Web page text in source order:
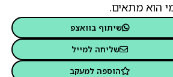
הוא מתאים.
שיתוף בוואצפ
שליחה למייל
הוספה למעקב